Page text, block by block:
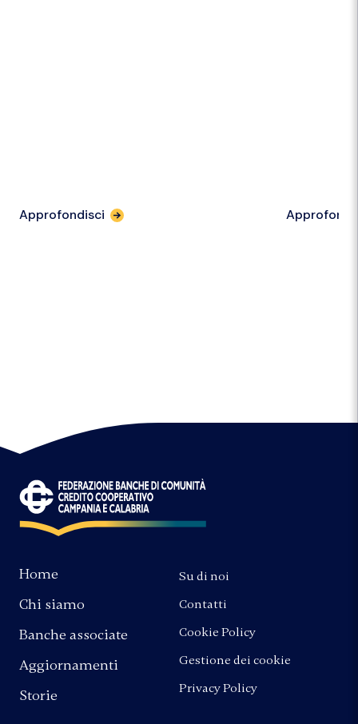
Approfondisci
Home
Chi siamo
Banche associate
Aggiornamenti
Storie
Su di noi
Contatti
Cookie Policy
Gestione dei cookie
Privacy Policy